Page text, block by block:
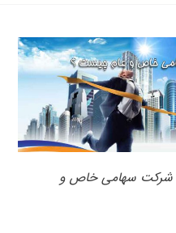
شرکت سهامی خاص و